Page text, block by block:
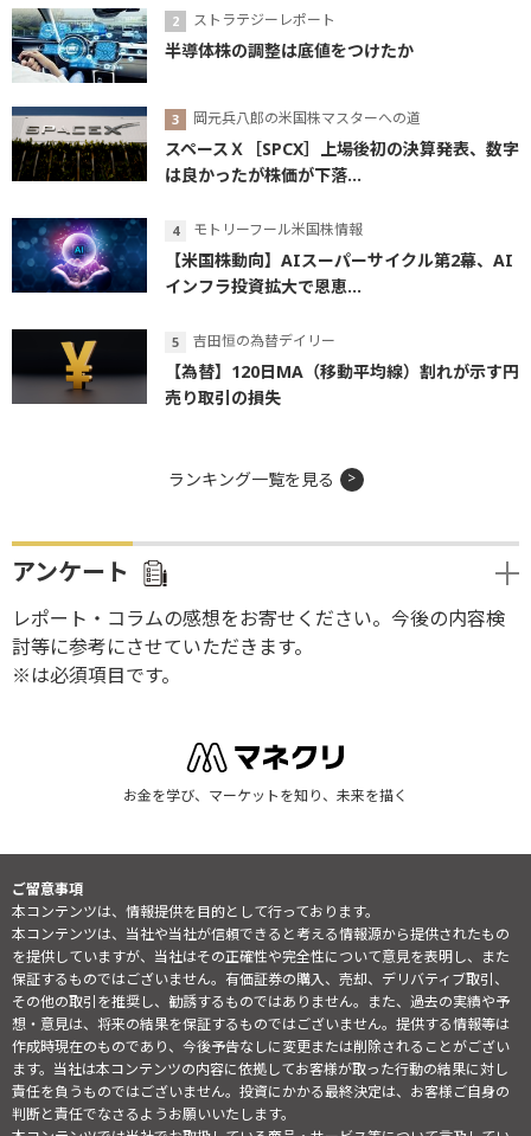
ストラテジーレポート
半導体株の調整は底値をつけたか
岡元兵八郎の米国株マスターへの道
スペースＸ［SPCX］上場後初の決算発表、数字
は良かったが株価が下落...
モトリーフール米国株情報
【米国株動向】AIスーパーサイクル第2幕、AI
インフラ投資拡大で恩恵...
吉田恒の為替デイリー
【為替】120日MA（移動平均線）割れが示す円
売り取引の損失
ランキング一覧を見る
アンケート
レポート・コラムの感想をお寄せください。今後の内容検
討等に参考にさせていただきます。
※は必須項目です。
お金を学び、マーケットを知り、未来を描く
ご留意事項
本コンテンツは、情報提供を目的として行っております。
本コンテンツは、当社や当社が信頼できると考える情報源から提供されたもの
を提供していますが、当社はその正確性や完全性について意見を表明し、また
保証するものではございません。有価証券の購入、売却、デリバティブ取引、
その他の取引を推奨し、勧誘するものではありません。また、過去の実績や予
想・意見は、将来の結果を保証するものではございません。提供する情報等は
作成時現在のものであり、今後予告なしに変更または削除されることがござい
ます。当社は本コンテンツの内容に依拠してお客様が取った行動の結果に対し
責任を負うものではございません。投資にかかる最終決定は、お客様ご自身の
判断と責任でなさるようお願いいたします。